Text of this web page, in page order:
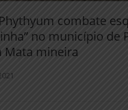
combate
no município de
Mata mineira